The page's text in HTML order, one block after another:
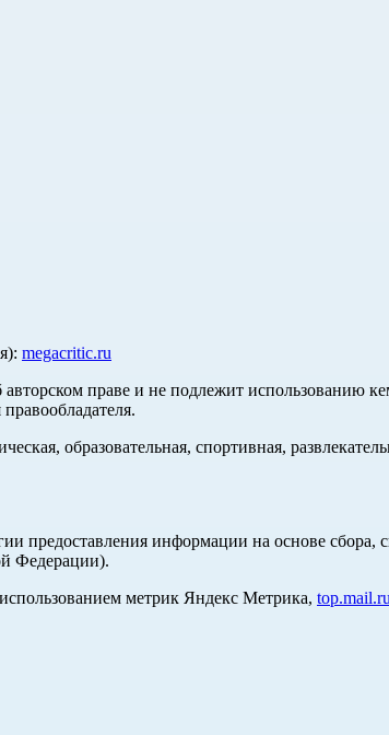
megacritic.ru
праве и не подлежит использованию
образовательная, спортивная,
информации на основе сбора,
Федерации).
метрик Яндекс Метрика, top.mail.ru